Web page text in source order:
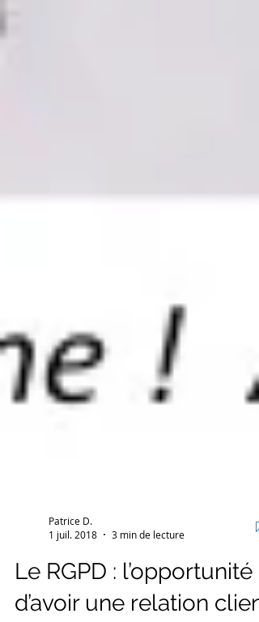
1 juil. 2018
3 min de lecture
Le RGPD : l’opportunité